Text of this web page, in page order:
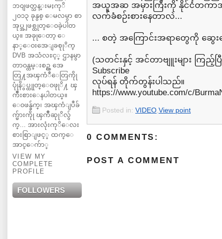
ဘ၀ျဖတ္သန္းမႈကုိ
၂၀၁၃ ခုနွစ္ ေမလမွာ စာ
အုပ္အျဖစ္ထုတ္ေ၀ခဲ့ပါတ
ယ္။ အခုုေတာ့ ေ
နာ္ေ၀းအေျခစုုိက္
DVB အသံလႊင့္ ဌာနမွာ
တာ၀န္ထမ္းစဥ္က အေ
တြ႔အၾကံဳေတြကိုု
ပုုံနိွပ္ထုုတ္ေ၀ဖုုိ႔ ၾ
ကိဳးစားေနပါတယ္။
ေ၀ဖန္ခ်က္၊ အၾကံျပဳခ်
က္မ်ားကိုု ၾကိဳဆုုိလ်ွ
က္... အားလုံးကုိေလး
စားစြာျဖင့္ ထက္ေ
အာင္ေက်ာ္
VIEW MY
COMPLETE
PROFILE
FOLLOWERS
အယူအဆ အမှားကြီးကို နိုင်ငံတကာ
လက်ခံစဉ်းစားနေတာလဲ...
... စတဲ့ အကြောင်းအရာတွေကို ဆွေး
(သတင်းနှင့် အင်တာဗျူးများ ကြည့်
Subscribe
လုပ်ရန် တိုက်တွန်းပါသည်။
https://www.youtube.com/c/
Posted in: VIDEO View point
0 COMMENTS:
POST A COMMENT